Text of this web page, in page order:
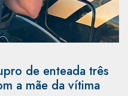
de enteada três
a mãe da vítima